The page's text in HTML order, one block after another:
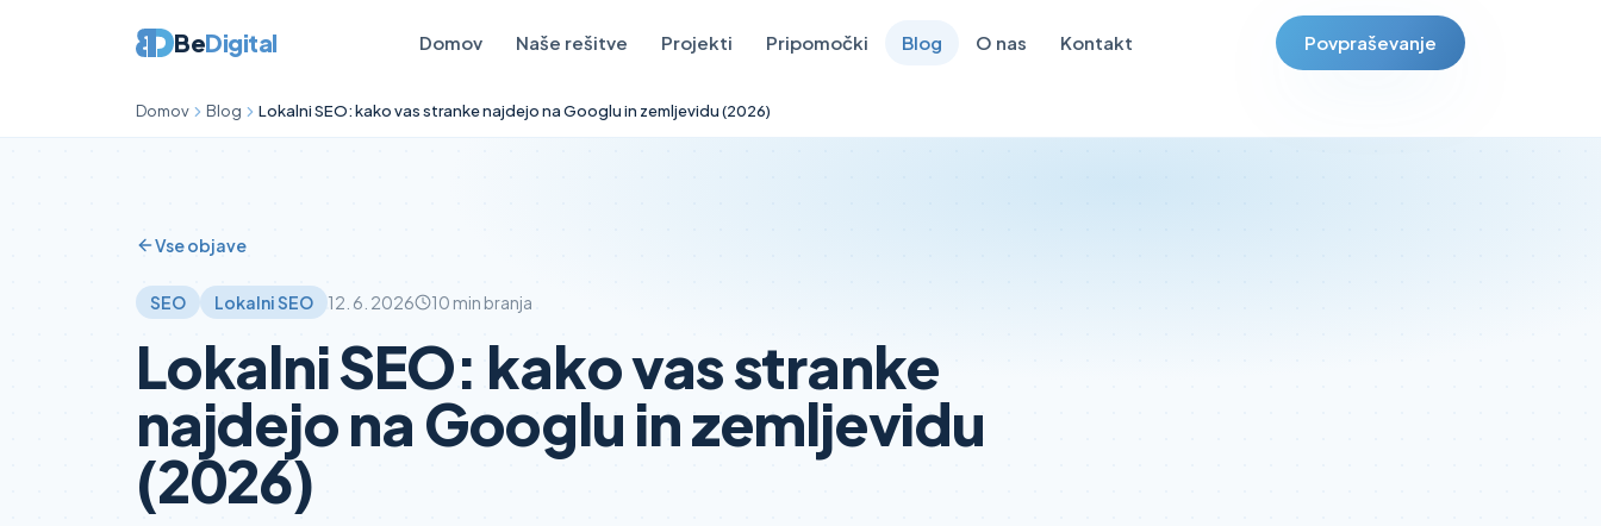
BeDigital Domov Naše rešitve Projekti Pripomočki Blog O nas Kontakt Povpraševanje
Domov Blog Lokalni SEO: kako vas stranke najdejo na Googlu in zemljevidu (2026)
Vse objave
SEO Lokalni SEO 12. 6. 2026 10 min branja
Lokalni SEO: kako vas stranke
najdejo na Googlu in zemljevidu
(2026)